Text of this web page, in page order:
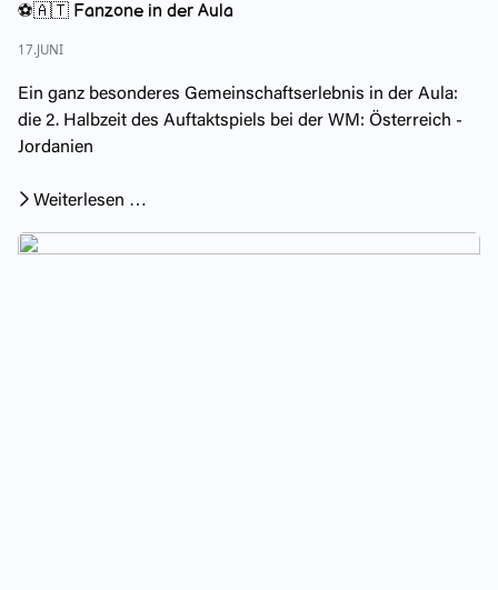
⚽🇦🇹 Fanzone in der Aula
17.JUNI
Ein ganz besonderes Gemeinschaftserlebnis in der Aula:
die 2. Halbzeit des Auftaktspiels bei der WM: Österreich -
Jordanien
Weiterlesen …